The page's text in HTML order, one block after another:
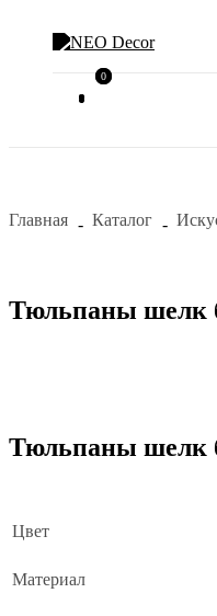
0
0
Главная Каталог
Тюльпаны шелк
Тюльпаны шелк
Цвет
Материал